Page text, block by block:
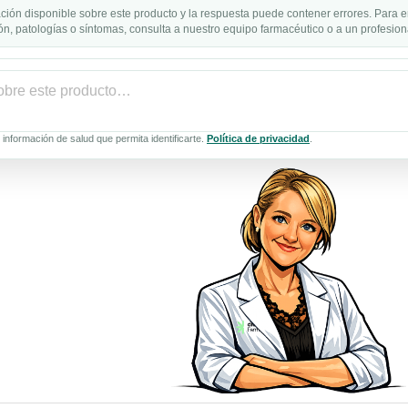
disponible sobre este producto y la respuesta puede contener errores. Para
patologías o síntomas, consulta a nuestro equipo farmacéutico o a un
de salud que permita identificarte. Política de privacidad